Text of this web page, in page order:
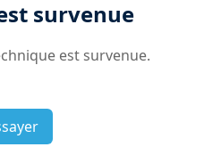
survenue
est survenue.